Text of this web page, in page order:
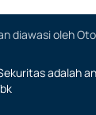
diawasi oleh
adalah